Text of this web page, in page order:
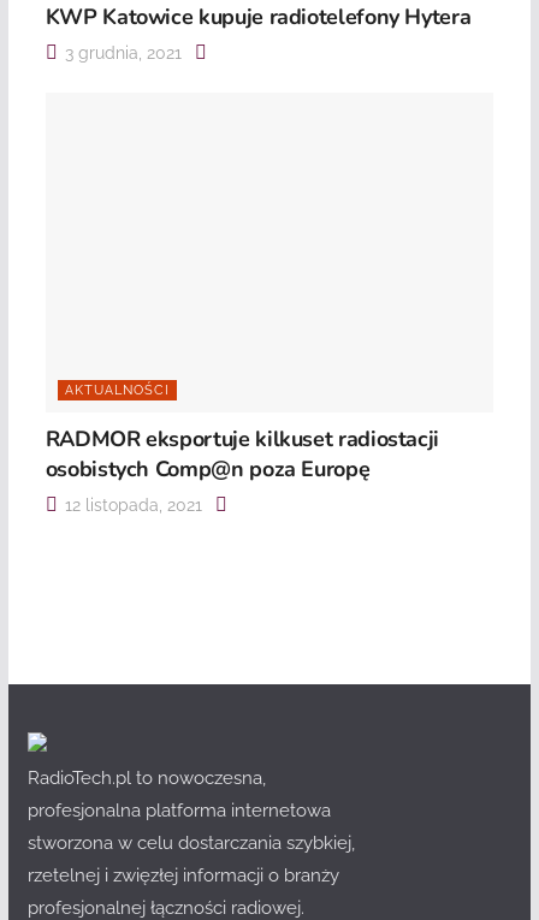
KWP Katowice kupuje radiotelefony Hytera
3 grudnia, 2021
AKTUALNOŚCI
RADMOR eksportuje kilkuset radiostacji
osobistych Comp@n poza Europę
12 listopada, 2021
RadioTech.pl to nowoczesna,
profesjonalna platforma internetowa
stworzona w celu dostarczania szybkiej,
rzetelnej i zwięzłej informacji o branży
profesjonalnej łączności radiowej.